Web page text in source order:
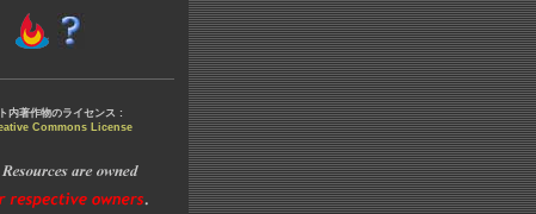
内著作物のライセンス :